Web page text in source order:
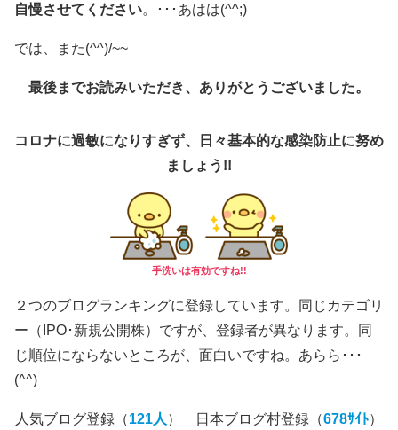
自慢させてください。･･･あはは(^^;)
では、また(^^)/~~
最後までお読みいただき、ありがとうございました。
コロナに過敏になりすぎず、日々基本的な感染防止に努め
ましょう!!
手洗いは有効ですね!!
２つのブログランキングに登録しています。同じカテゴリ
ー（IPO･新規公開株）ですが、登録者が異なります。同
じ順位にならないところが、面白いですね。あらら･･･
(^^)
人気ブログ登録（121人 ） 日本ブログ村登録（678ｻｲﾄ）